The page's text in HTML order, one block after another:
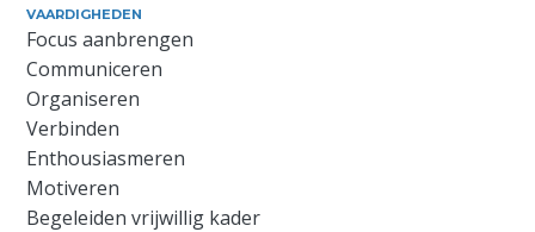
VAARDIGHEDEN
Focus aanbrengen
Communiceren
Organiseren
Verbinden
Enthousiasmeren
Motiveren
Begeleiden vrijwillig kader